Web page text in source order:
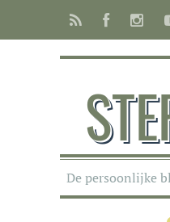
De persoonlijke